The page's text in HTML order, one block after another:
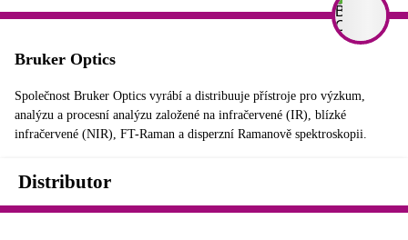
Bruker Optics
Společnost Bruker Optics vyrábí a distribuuje přístroje pro výzkum,
analýzu a procesní analýzu založené na infračervené (IR), blízké
infračervené (NIR), FT-Raman a disperzní Ramanově spektroskopii.
Distributor